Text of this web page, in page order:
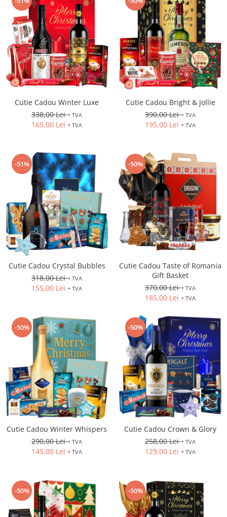
Cutie Cadou Winter Luxe
338,00 Lei+ TVA
165,00 Lei + TVA
Cutie Cadou Bright & Jollie
390,00 Lei+ TVA
195,00 Lei + TVA
-51%
Cutie Cadou Crystal Bubbles
318,00 Lei+ TVA
155,00 Lei + TVA
-50%
Cutie Cadou Taste of Romania
Gift Basket
370,00 Lei+ TVA
185,00 Lei + TVA
-50%
Cutie Cadou Winter Whispers
290,00 Lei+ TVA
145,00 Lei + TVA
-50%
Cutie Cadou Crown & Glory
258,00 Lei+ TVA
129,00 Lei + TVA
-50% -50%